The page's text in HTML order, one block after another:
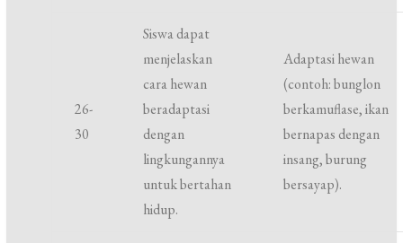
26-
30
Siswa dapat
menjelaskan
cara hewan
beradaptasi
dengan
lingkungannya
untuk bertahan
hidup.
Adaptasi hewan
(contoh: bunglon
berkamuflase, ikan
bernapas dengan
insang, burung
bersayap).